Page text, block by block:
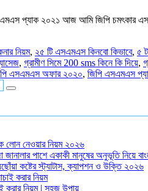
প্যাক ২০২১ আজ আমি জিপি চমৎকার
নিয়ম, ২৫ টি এসএমএস কিনবো কিভাবে, ৫
, গ্রামীণ সিমে 200 sms কিনে কি দিয়ে,
এসএমএস অফার ২০২০, জিপি এসএমএস
লোন নেওয়ার নিয়ম ২০২৬
কষ্টের স্ট্যাটাস, ক্যাপশন ও উক্তি ২০২৬
করার নিয়ম | সহজ উপায়